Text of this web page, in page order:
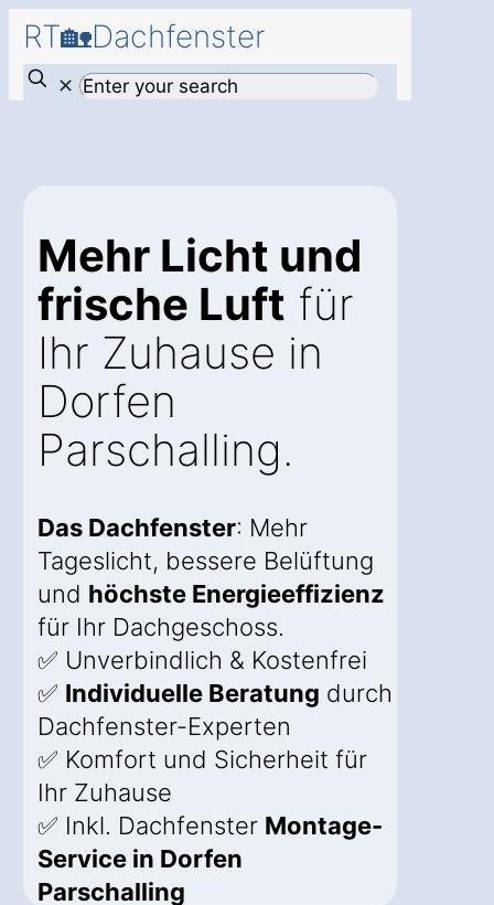
RT🏡Dachfenster
✕
Mehr Licht und
frische Luft für
Ihr Zuhause in
Dorfen
Parschalling.
Das Dachfenster: Mehr
Tageslicht, bessere Belüftung
und höchste Energieeffizienz
für Ihr Dachgeschoss.
✅ Unverbindlich & Kostenfrei
✅ Individuelle Beratung durch
Dachfenster-Experten
✅ Komfort und Sicherheit für
Ihr Zuhause
✅ Inkl. Dachfenster Montage-
Service in Dorfen
Parschalling